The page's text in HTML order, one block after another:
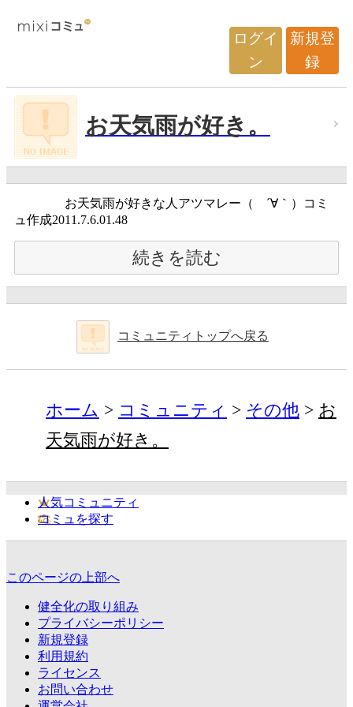
ログイ
ン
新規登
録
お天気雨が好き。
お天気雨が好きな人アツマレー（ ´∀｀）コミ
ュ作成2011.7.6.01.48
続きを読む
コミュニティトップへ戻る
ホーム コミュニティ その他
お
天気雨が好き。
人気コミュニティ
コミュを探す
このページの上部へ
健全化の取り組み
プライバシーポリシー
新規登録
利用規約
ライセンス
お問い合わせ